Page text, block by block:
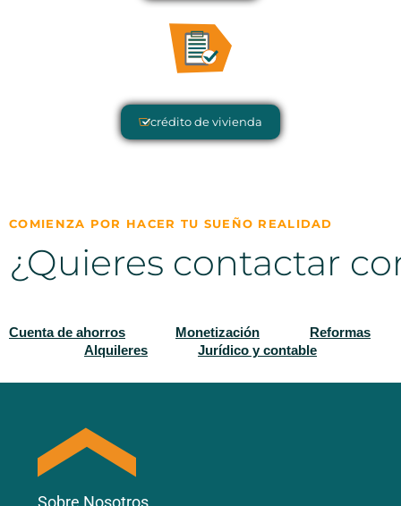
crédito de vivienda
COMIENZA POR HACER TU SUEÑO REALIDAD
¿Quieres contactar
Cuenta de ahorros Monetización
Reformas
Alquileres
Jurídico y contable
Sobre Nosotros